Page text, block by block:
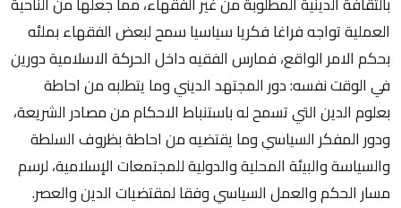
العملية تواجه فراغا فكريا سياسيا سمح لبعض الفقهاء بملئه
بحكم الامر الواقع، فمارس الفقيه داخل الحركة الاسلامية دورين
في الوقت نفسه: دور المجتهد الديني وما يتطلبه من احاطة
بعلوم الدين التي تسمح له باستنباط الاحكام من مصادر الشريعة،
ودور المفكر السياسي وما يقتضيه من احاطة بظروف السلطة
والسياسة والبيئة المحلية والدولية للمجتمعات الإسلامية، لرسم
مسار الحكم والعمل السياسي وفقا لمقتضيات الدين والعصر.